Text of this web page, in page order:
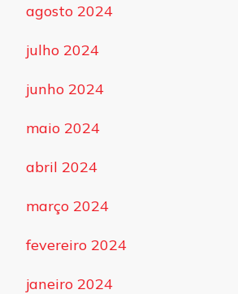
agosto 2024
julho 2024
junho 2024
maio 2024
abril 2024
março 2024
fevereiro 2024
janeiro 2024